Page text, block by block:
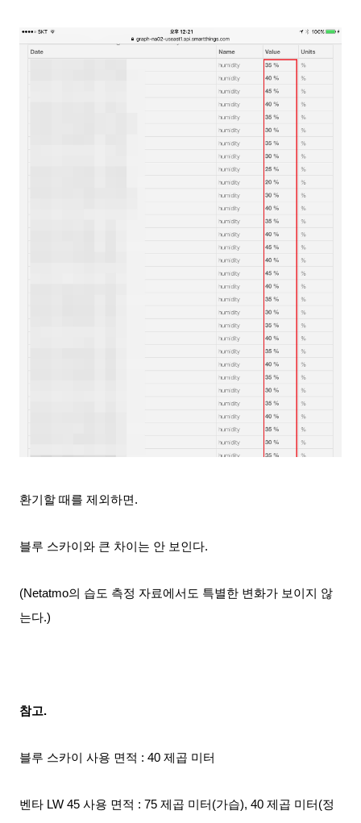
환기할 때를 제외하면.
블루 스카이와 큰 차이는 안 보인다.
(Netatmo의 습도 측정 자료에서도 특별한 변화가 보이지 않
는다.)
참고.
블루 스카이 사용 면적 : 40 제곱 미터
벤타 LW 45 사용 면적 : 75 제곱 미터(가습), 40 제곱 미터(정